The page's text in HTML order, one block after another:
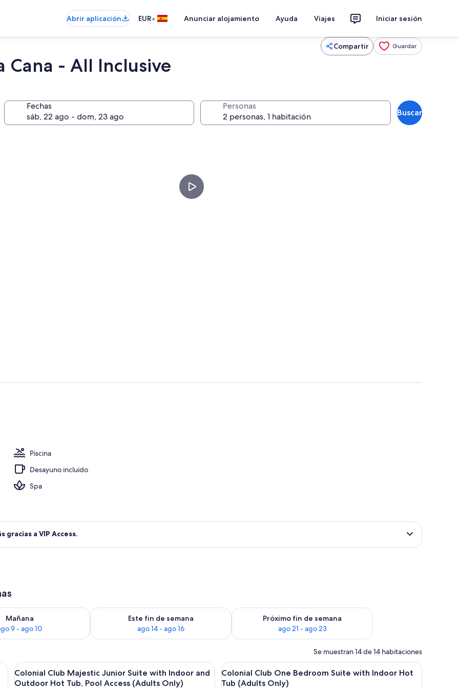
Abrir aplicación EUR• Anunciar alojamiento Ayuda Viajes Iniciar sesión
Compartir Guardar
Cana - All Inclusive
Fechas Personas
Buscar
Piscina
Desayuno incluido
Spa
a VIP Access.
9
Mañana
9 - ago 10
para mañana, ago 9 - ago 10
Este fin de semana
ago 14 - ago 16
Consulta la disponibilidad para este fin de semana, ago 14 - ago 16
Próximo fin de semana
ago 21 - ago 23
Consulta la disponibilidad para el próximo fin de semana,
Se muestran 14 de 14 habitaciones
sofá, mesa de centro, televisor y ventilador de techo.
Abrir
todas
Un área junto a la piscina con sillones reclinables, un jacuzzi y una zona de estar techada.
19
Colonial Club Majestic Junior Suite with Indoor and
Outdoor Hot Tub, Pool Access (Adults Only)
Abrir
todas
Colonial Club One Bedroom Suite with
13
Colonial Club One Bedroom Suite with Indoor Hot
Tub (Adults Only)